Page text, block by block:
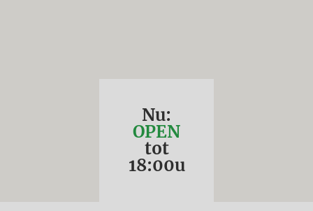
Nu:
OPEN
tot
18:00u